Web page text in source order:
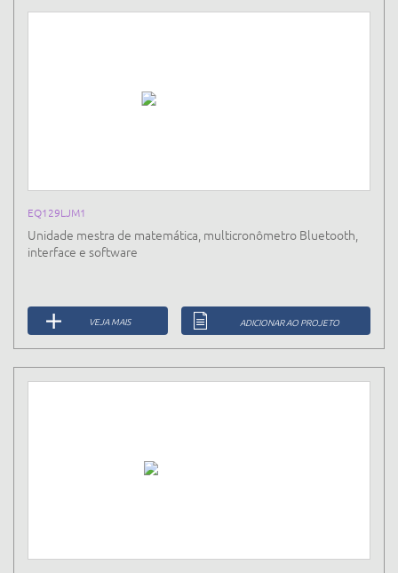
EQ129LJM1
Unidade mestra de matemática, multicronômetro Bluetooth,
interface e software
VEJA MAIS ADICIONAR AO PROJETO